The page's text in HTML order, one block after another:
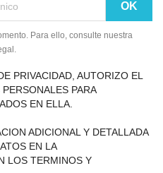
Para ello, consulte nuestra
PRIVACIDAD, AUTORIZO EL
PARA
EN ELLA.
ADICIONAL Y DETALLADA
EN LA
LOS TERMINOS Y